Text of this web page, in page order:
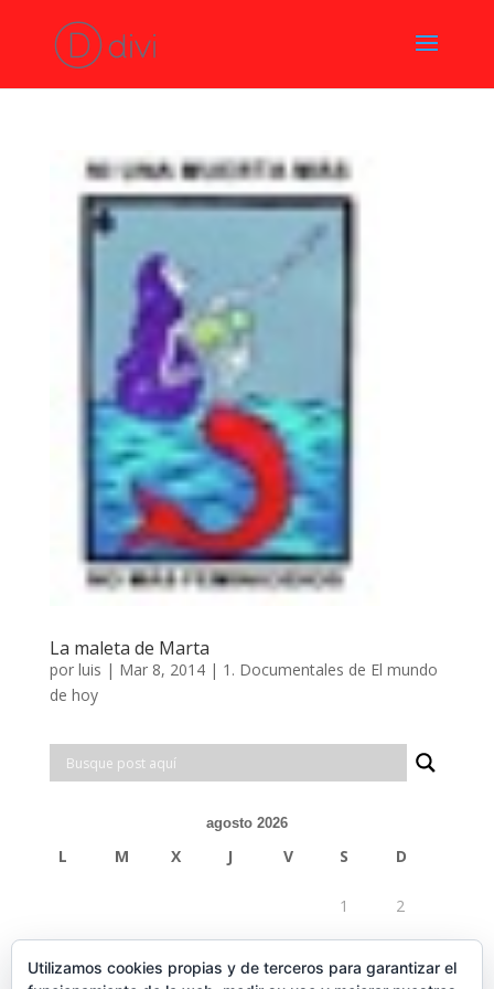
La maleta de Marta
por luis | Mar 8, 2014| 1. Documentales de El mundo
de hoy
agosto 2026
L M X J V S D
1 2
Utilizamos cookies propias y de terceros para garantizar el